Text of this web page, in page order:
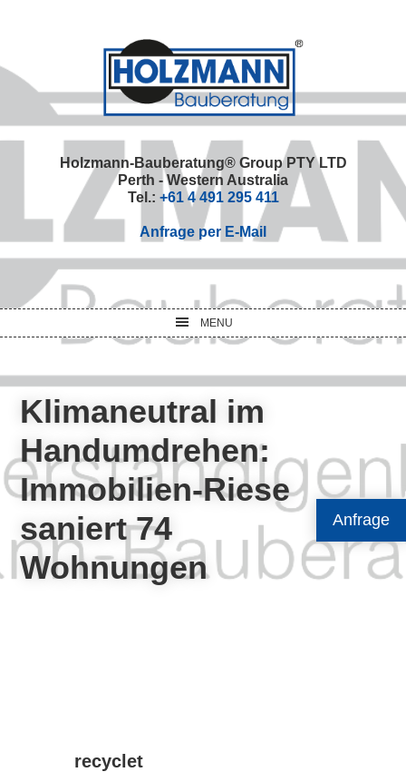
Anfrage
navigation
content
sidebar
Holzmann-Bauberatung® Group PTY LTD
Perth - Western Australia
Tel.: +61 4 491 295 411
Anfrage per E-Mail
MENU
Klimaneutral im
Handumdrehen:
Immobilien-Riese
saniert 74
Wohnungen
recyclet